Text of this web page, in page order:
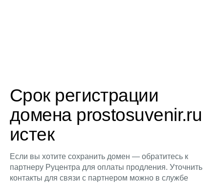
Срок регистрации
домена prostosuvenir.ru
истек
Если вы хотите сохранить домен — обратитесь к
партнеру Руцентра для оплаты продления. Уточнить
контакты для связи с партнером можно в службе